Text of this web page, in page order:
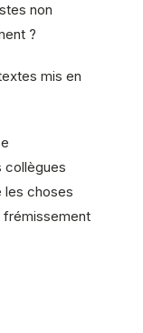
non
?
mis en
collègues
les choses
frémissement